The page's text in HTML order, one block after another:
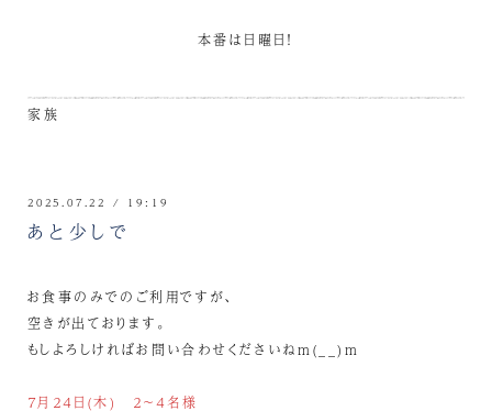
本番は日曜日！
家族
2025.07.22 / 19:19
あと少しで
お食事のみでのご利用ですが、
空きが出ております。
もしよろしければお問い合わせくださいねm(__)m
７月２４日(木) ２～４名様